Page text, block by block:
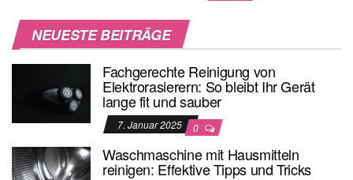
NEUESTE BEITRÄGE
Fachgerechte Reinigung von
Elektrorasierern: So bleibt Ihr Gerät
lange fit und sauber
7. Januar 2025 0
Waschmaschine mit Hausmitteln
reinigen: Effektive Tipps und Tricks